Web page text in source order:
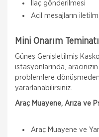
İlaç gönderilmesi
Acil mesajların
Mini Onarım Teminatı
Güneş Genişletilmiş
istasyonlarında,
problemlere
yararlanabilirsiniz.
Araç Muayene, Arıza ve
Araç Muayene ve